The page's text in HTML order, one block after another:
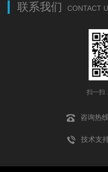
联系我们 CONTACT
扫一扫
咨询热
技术支